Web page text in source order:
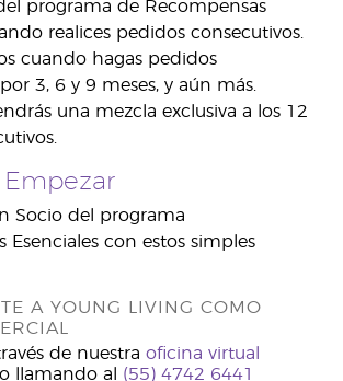
programa de Recompensas
realices pedidos consecutivos.
cuando hagas pedidos
3, 6 y 9 meses, y aún más.
una mezcla exclusiva a los 12
Socio del programa
Esenciales con estos simples
A YOUNG LIVING COMO
de nuestra oficina virtual
llamando al (55) 4742 6441